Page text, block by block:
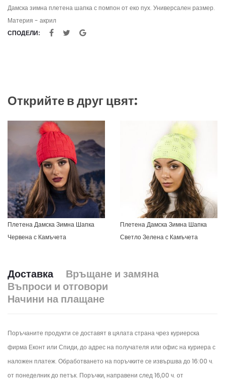
Дамска зимна плетена шапка с помпон от еко пух. Универсален размер.
Материя - акрил
СПОДЕЛИ:
Открийте в друг цвят:
Плетена Дамска Зимна Шапка
Червена с Камъчета
Плетена Дамска Зимна Шапка
Светло Зелена с Камъчета
Доставка
Връщане и замяна
Въпроси и отговори
Начини на плащане
Поръчаните продукти се доставят в цялата страна чрез куриерска
фирма Еконт или Спиди, до адрес на получателя или офис на куриера с
наложен платеж. Обработването на поръчките се извършва до 16:00 ч.
от понеделник до петък. Поръчки, направени след 16,00 ч. от